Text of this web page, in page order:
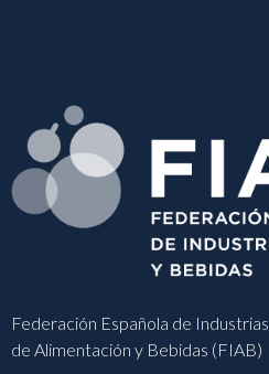
Federación Española de Industrias
de Alimentación y Bebidas (FIAB)